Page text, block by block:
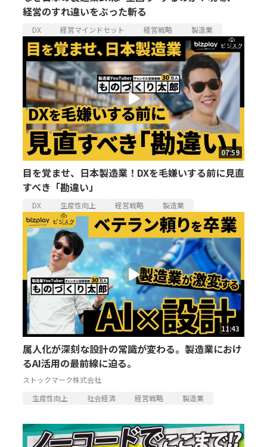
経営のすれ違いをぶった斬る
DX 経営マインドセット 経営戦略 製造業
07:59
目を覚ませ、日本製造業！DXを毛嫌いする前に見直
すべき「勘違い」
DX 生産性向上 経営戦略 製造業
11:43
属人化が深刻な設計の常識が変わる。製造業におけ
るAI活用の最前線に迫る。
ストックマーク株式会社
生産性向上
社会経済 経営戦略 製造業